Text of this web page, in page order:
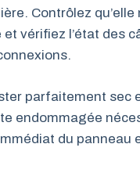
Contrôlez qu’elle
vérifiez l’état des
parfaitement sec
endommagée
du panneau